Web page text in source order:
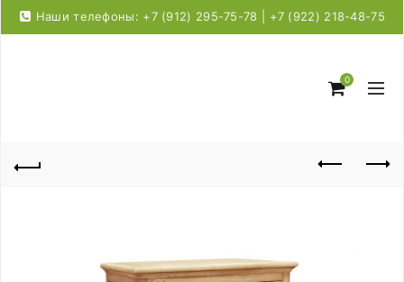
Наши телефоны: +7 (912) 295-75-78 | +7 (922) 218-48-75
0